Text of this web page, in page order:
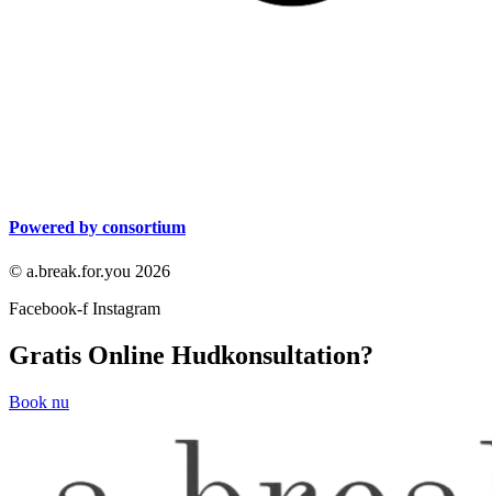
Powered by consortium
© a.break.for.you 2026
Facebook-f Instagram
Gratis Online Hudkonsultation?
Book nu